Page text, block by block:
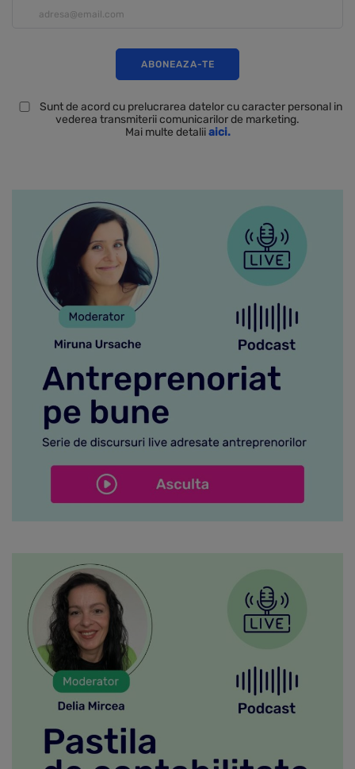
Sunt de acord cu prelucrarea datelor cu caracter personal in
vederea transmiterii comunicarilor de marketing.
Mai multe detaliiaici.